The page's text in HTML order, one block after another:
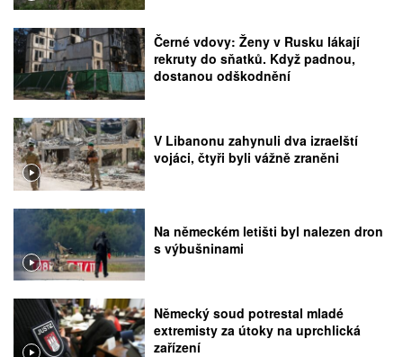
Černé vdovy: Ženy v Rusku lákají
rekruty do sňatků. Když padnou,
dostanou odškodnění
V Libanonu zahynuli dva izraelští
vojáci, čtyři byli vážně zraněni
Na německém letišti byl nalezen dron
s výbušninami
Německý soud potrestal mladé
extremisty za útoky na uprchlická
zařízení